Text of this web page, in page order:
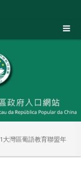
大灣區葡語教育聯盟年